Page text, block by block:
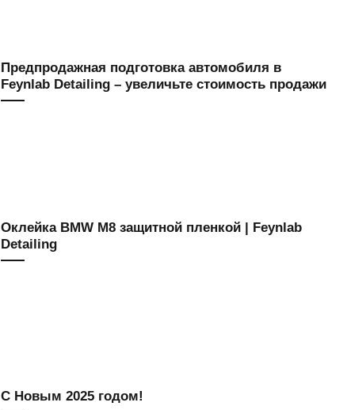
Предпродажная подготовка автомобиля в
Feynlab Detailing – увеличьте стоимость продажи
Оклейка BMW M8 защитной пленкой | Feynlab
Detailing
С Новым 2025 годом!